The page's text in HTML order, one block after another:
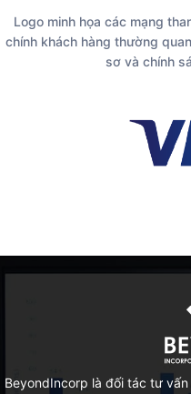
Logo minh họa các mạng
chính khách hàng thường
sơ và chính
BeyondIncorp là đối tác tư